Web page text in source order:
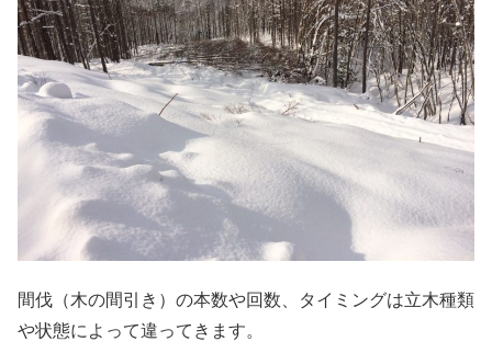
間伐（木の間引き）の本数や回数、タイミングは立木種類
や状態によって違ってきます。